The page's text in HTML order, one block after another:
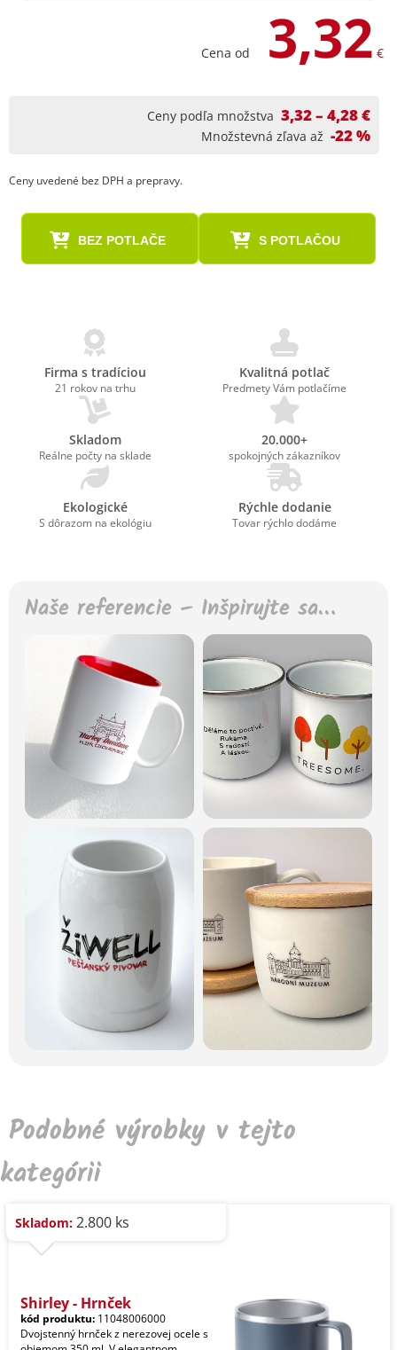
Cena od 3,32 €
Ceny podľa množstva 3,32 – 4,28 €
Množstevná zľava až -22 %
Ceny uvedené bez DPH a prepravy.
BEZ POTLAČE S POTLAČOU
Firma s tradíciou
21 rokov na trhu
Kvalitná potlač
Predmety Vám potlačíme
Skladom
Reálne počty na sklade
20.000+
spokojných zákazníkov
Ekologické
S dôrazom na ekológiu
Rýchle dodanie
Tovar rýchlo dodáme
Naše referencie – Inšpirujte sa…
Podobné výrobky v tejto
kategórii
Skladom: 2.800 ks
Shirley - Hrnček
kód produktu: 11048006000
Dvojstenný hrnček z nerezovej ocele s